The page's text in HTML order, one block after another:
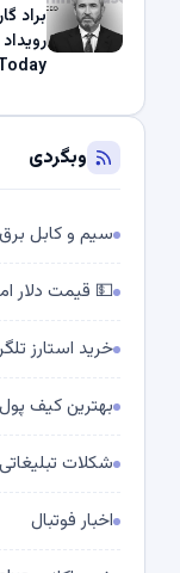
براد
وبگردی
سیم و کابل
💵 قیمت دلار
خرید استارز
بهترین کیف
شکلات
اخبار فوتبال